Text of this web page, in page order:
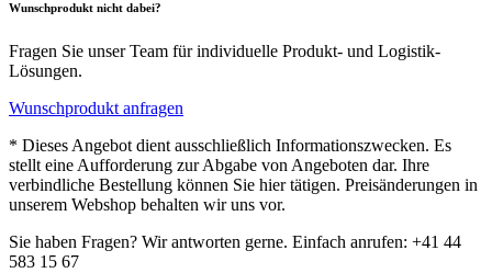
Wunschprodukt nicht dabei?
Fragen Sie unser Team für individuelle Produkt- und Logistik-
Lösungen.
Wunschprodukt anfragen
* Dieses Angebot dient ausschließlich Informationszwecken. Es
stellt eine Aufforderung zur Abgabe von Angeboten dar. Ihre
verbindliche Bestellung können Sie hier tätigen. Preisänderungen in
unserem Webshop behalten wir uns vor.
Sie haben Fragen? Wir antworten gerne. Einfach anrufen: +41 44
583 15 67